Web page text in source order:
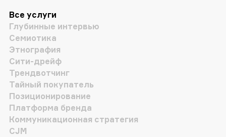
Все услуги
Глубинные интервью
Семиотика
Этнография
Сити-дрейф
Трендвотчинг
Тайный покупатель
Позиционирование
Платформа бренда
Коммуникационная стратегия
CJM